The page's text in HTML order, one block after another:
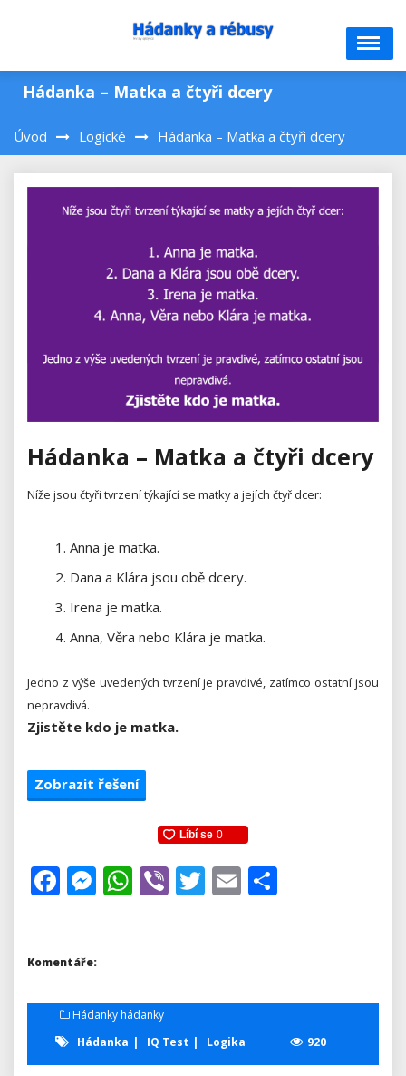
Hádanka – Matka a čtyři dcery
Úvod Logické Hádanka – Matka a čtyři dcery
Hádanka – Matka a čtyři dcery
Níže jsou čtyři tvrzení týkající se matky a jejích čtyř dcer:
Anna je matka.
Dana a Klára jsou obě dcery.
Irena je matka.
Anna, Věra nebo Klára je matka.
Jedno z výše uvedených tvrzení je pravdivé, zatímco ostatní jsou
nepravdivá.
Zjistěte kdo je matka.
Zobrazit řešení
Facebook
Messenger
WhatsApp
ViberTwitter
Email
Komentáře:
Hádanky hádanky
Hádanka
IQ Test Logika 920